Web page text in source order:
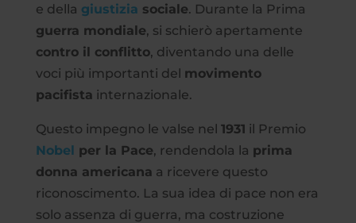
e della giustizia sociale. Durante la Prima
guerra mondiale, si schierò apertamente
contro il conflitto, diventando una delle
voci più importanti del movimento
pacifista internazionale.
Questo impegno le valse nel 1931 il Premio
Nobel per la Pace, rendendola la prima
donna americana a ricevere questo
riconoscimento. La sua idea di pace non era
solo assenza di guerra, ma costruzione